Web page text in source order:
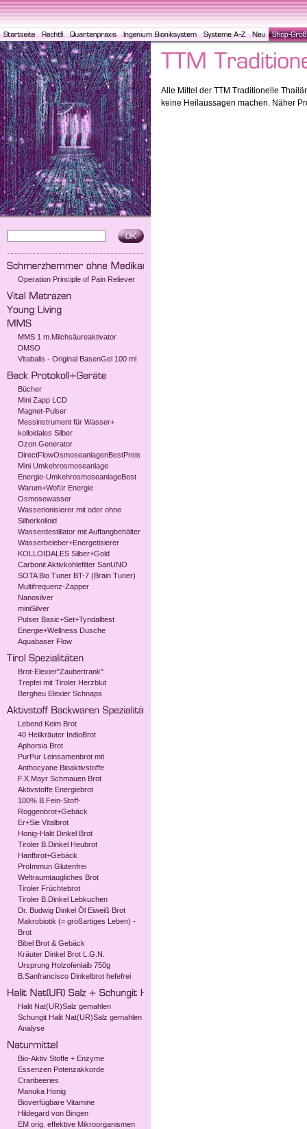
Operation Principle of Pain Reliever
MMS 1 m.Milchsäureaktivator
DMSO
Vitabalis - Original BasenGel 100 ml
Bücher
Mini Zapp LCD
Magnet-Pulser
Messinstrument für Wasser+
kolloidales Silber
Ozon Generator
DirectFlowOsmoseanlagenBestPreis
Mini Umkehrosmoseanlage
Energie-UmkehrosmoseanlageBest
Warum+Wofür Energie
Osmosewasser
Wasserionisierer mit oder ohne
Silberkolloid
Wasserdestillator mit Auffangbehälter
Wasserbeleber+Energetisierer
KOLLOIDALES Silber+Gold
Carbonit Aktivkohlefilter SanUNO
SOTA Bio Tuner BT-7 (Brain Tuner)
Multifrequenz-Zapper
Nanosilver
miniSilver
Pulser Basic+Set+Tyndalltest
Energie+Wellness Dusche
Aquabaser Flow
Brot-Elexier"Zaubertrank"
Trepfei mit Tiroler Herzblut
Bergheu Elexier Schnaps
Lebend Keim Brot
40 Heilkräuter IndioBrot
Aphorsia Brot
PurPur Leinsamenbrot mit
Anthocyane Bioaktivstoffe
F.X.Mayr Schmauen Brot
Aktivstoffe Energiebrot
100% B.Fein-Stoff-
Roggenbrot+Gebäck
Er+Sie Vitalbrot
Honig-Halit Dinkel Brot
Tiroler B.Dinkel Heubrot
Hanfbrot+Gebäck
ProImmun Glutenfrei
Weltraumtaugliches Brot
Tiroler Früchtebrot
Tiroler B.Dinkel Lebkuchen
Dr. Budwig Dinkel Öl Eiweiß Brot
Makrobiotik (= großartiges Leben) -
Brot
Bibel Brot & Gebäck
Kräuter Dinkel Brot L.G.N.
Ursprung Holzofenlaib 750g
B.Sanfrancisco Dinkelbrot hefefrei
Halit Nat(UR)Salz gemahlen
Schungit Halit Nat(UR)Salz gemahlen
Analyse
Bio-Aktiv Stoffe + Enzyme
Essenzen Potenzakkorde
Cranbeeries
Manuka Honig
Bioverfügbare Vitamine
Hildegard von Bingen
EM orig. effektive Mikroorganismen
Alle Mittel der TTM Traditionelle
keine Heilaussagen machen. Näher